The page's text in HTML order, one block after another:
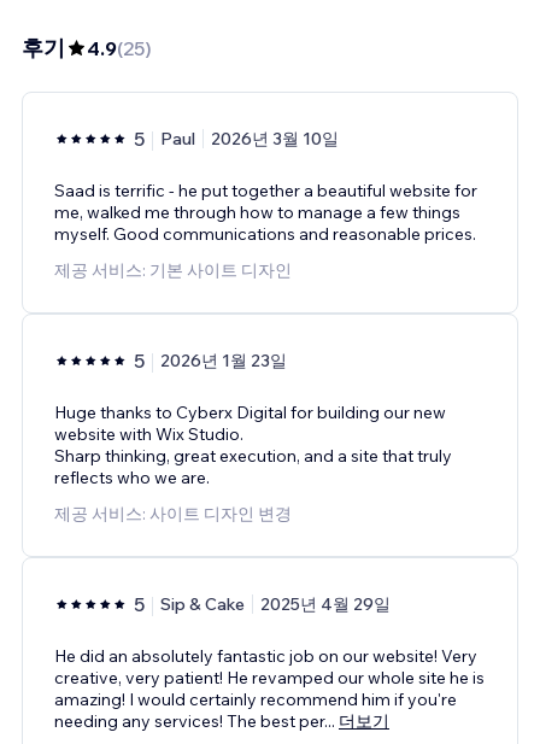
후기 4.9(25)
5 Paul 2026년 3월 10일
Saad is terrific - he put together a beautiful website for
me, walked me through how to manage a few things
myself. Good communications and reasonable prices.
제공 서비스: 기본 사이트 디자인
5 2026년 1월 23일
Huge thanks to Cyberx Digital for building our new
website with Wix Studio.
Sharp thinking, great execution, and a site that truly
reflects who we are.
제공 서비스: 사이트 디자인 변경
5 Sip & Cake 2025년 4월 29일
He did an absolutely fantastic job on our website! Very
creative, very patient! He revamped our whole site he is
amazing! I would certainly recommend him if you're
needing any services! The best per... 더보기